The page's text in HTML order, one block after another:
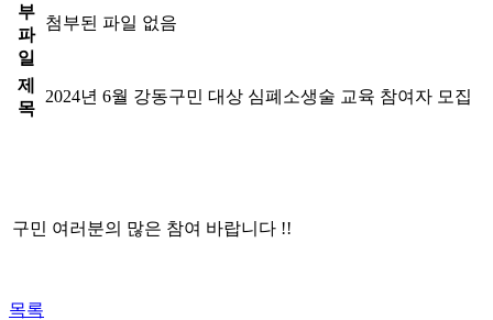
부
파
일
첨부된 파일 없음
제
목
2024년 6월 강동구민 대상 심폐소생술 교육 참여자 모집
구민 여러분의 많은 참여 바랍니다 !!
목록